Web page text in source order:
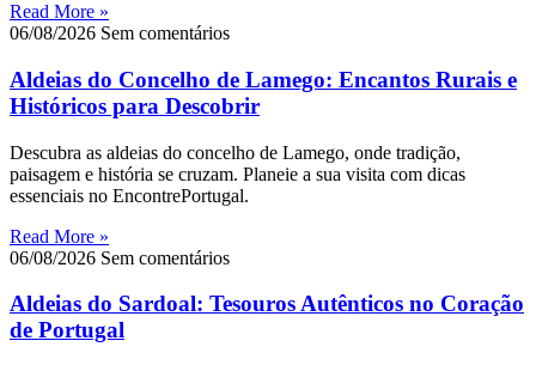
Read More »
06/08/2026 Sem comentários
Aldeias do Concelho de Lamego: Encantos Rurais e
Históricos para Descobrir
Descubra as aldeias do concelho de Lamego, onde tradição,
paisagem e história se cruzam. Planeie a sua visita com dicas
essenciais no EncontrePortugal.
Read More »
06/08/2026 Sem comentários
Aldeias do Sardoal: Tesouros Autênticos no Coração
de Portugal